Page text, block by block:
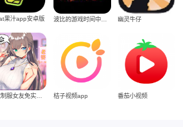
果汁app安卓版 波比的游戏时间中文版 幽灵牛仔
养成制服女友免实名制安装 桔子视频app 番茄小视频